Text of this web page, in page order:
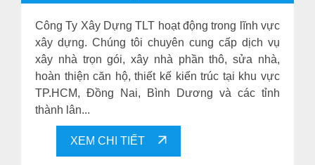
Công Ty Xây Dựng TLT hoạt động trong lĩnh vực
xây dựng. Chúng tôi chuyên cung cấp dịch vụ
xây nhà trọn gói, xây nhà phần thô, sửa nhà,
hoàn thiện căn hộ, thiết kế kiến trúc tại khu vực
TP.HCM, Đồng Nai, Bình Dương và các tỉnh
thành lân...
XEM CHI TIẾT